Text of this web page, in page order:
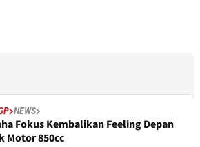
NEWS
Fokus Kembalikan Feeling Depan
Motor 850cc